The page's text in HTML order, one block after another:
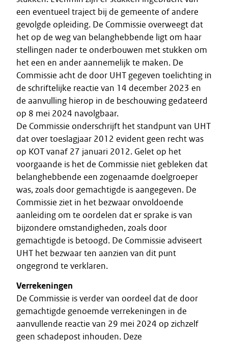
een eventueel traject bij de gemeente of andere
gevolgde opleiding. De Commissie overweegt dat
het op de weg van belanghebbende ligt om haar
stellingen nader te onderbouwen met stukken om
het een en ander aannemelijk te maken. De
Commissie acht de door UHT gegeven toelichting in
de schriftelijke reactie van 14 december 2023 en
de aanvulling hierop in de beschouwing gedateerd
op 8 mei 2024 navolgbaar.
De Commissie onderschrijft het standpunt van UHT
dat over toeslagjaar 2012 evident geen recht was
op KOT vanaf 27 januari 2012. Gelet op het
voorgaande is het de Commissie niet gebleken dat
belanghebbende een zogenaamde doelgroeper
was, zoals door gemachtigde is aangegeven. De
Commissie ziet in het bezwaar onvoldoende
aanleiding om te oordelen dat er sprake is van
bijzondere omstandigheden, zoals door
gemachtigde is betoogd. De Commissie adviseert
UHT het bezwaar ten aanzien van dit punt
ongegrond te verklaren.
Verrekeningen
De Commissie is verder van oordeel dat de door
gemachtigde genoemde verrekeningen in de
aanvullende reactie van 29 mei 2024 op zichzelf
geen schadepost inhouden. Deze